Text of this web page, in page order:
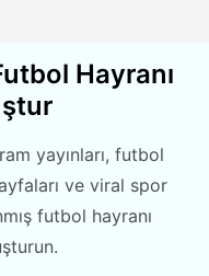
Hayranı
yayınları, futbol
ve viral spor
futbol hayranı